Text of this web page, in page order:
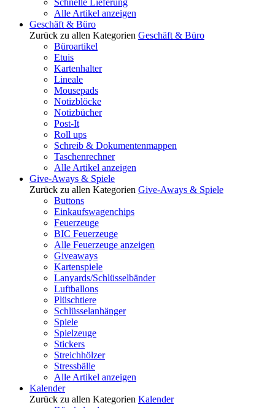
Schnelle Lieferung
Alle Artikel anzeigen
Geschäft & Büro
Zurück zu allen Kategorien Geschäft & Büro
Büroartikel
Etuis
Kartenhalter
Lineale
Mousepads
Notizblöcke
Notizbücher
Post-It
Roll ups
Schreib & Dokumentenmappen
Taschenrechner
Alle Artikel anzeigen
Give-Aways & Spiele
Zurück zu allen Kategorien Give-Aways & Spiele
Buttons
Einkaufswagenchips
Feuerzeuge
BIC Feuerzeuge
Alle Feuerzeuge anzeigen
Giveaways
Kartenspiele
Lanyards/Schlüsselbänder
Luftballons
Plüschtiere
Schlüsselanhänger
Spiele
Spielzeuge
Stickers
Streichhölzer
Stressbälle
Alle Artikel anzeigen
Kalender
Zurück zu allen Kategorien Kalender